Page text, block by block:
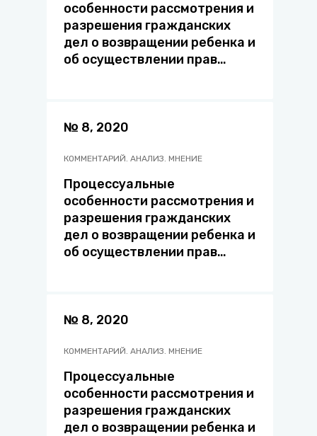
особенности рассмотрения и
разрешения гражданских
дел о возвращении ребенка и
об осуществлении прав
№ 8, 2020
КОММЕНТАРИЙ. АНАЛИЗ. МНЕНИЕ
Процессуальные
особенности рассмотрения и
разрешения гражданских
дел о возвращении ребенка и
об осуществлении прав
№ 8, 2020
КОММЕНТАРИЙ. АНАЛИЗ. МНЕНИЕ
Процессуальные
особенности рассмотрения и
разрешения гражданских
дел о возвращении ребенка и